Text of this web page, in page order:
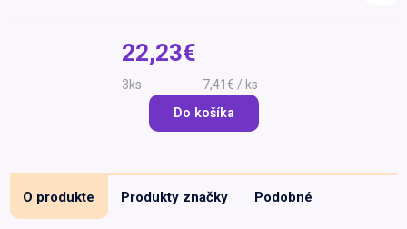
Darčekové
poukazy
Recepty
Domáci miláčikovia
22,23€
3ks 7,41€ / ks
Do košíka
O produkte Produkty značky Podobné